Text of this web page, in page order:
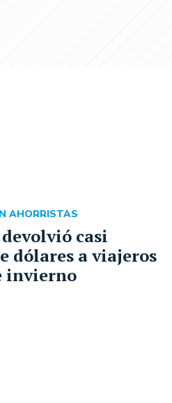
casi
dólares a viajeros
invierno
AHORRISTAS